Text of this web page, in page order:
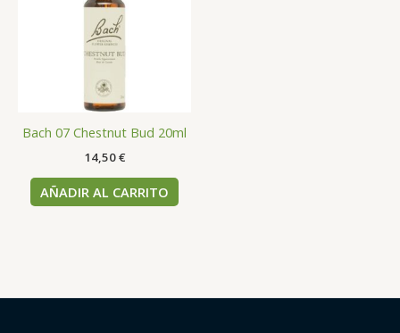
Bach 07 Chestnut Bud 20ml
14,50€
AÑADIR AL CARRITO